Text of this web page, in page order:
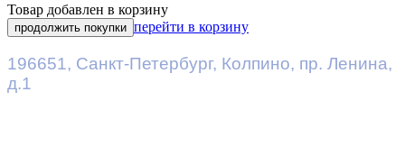
Товар добавлен в корзину
продолжить покупки перейти в корзину
196651, Санкт-Петербург, Колпино, пр. Ленина,
д.1